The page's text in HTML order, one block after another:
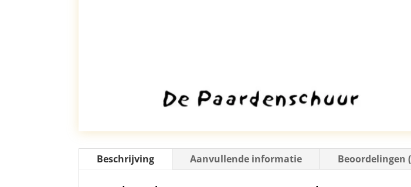
Beschrijving Aanvullende informatie Beoordelingen